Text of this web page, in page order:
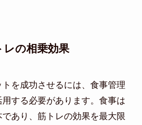
レの相乗効果
を成功させるには、食事管理
する必要があります。食事は
あり、筋トレの効果を最大限